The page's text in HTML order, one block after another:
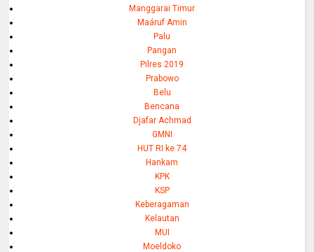
Manggarai Timur
Maáruf Amin
Palu
Pangan
Pilres 2019
Prabowo
Belu
Bencana
Djafar Achmad
GMNI
HUT RI ke 74
Hankam
KPK
KSP
Keberagaman
Kelautan
MUI
Moeldoko